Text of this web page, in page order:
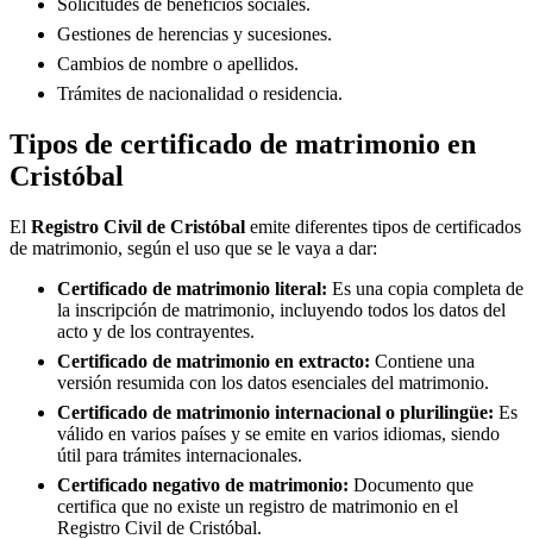
Gestiones de herencias y sucesiones.
Cambios de nombre o apellidos.
Trámites de nacionalidad o residencia.
Tipos de certificado de matrimonio en
Cristóbal
El Registro Civil de Cristóbal emite diferentes tipos de certificados
de matrimonio, según el uso que se le vaya a dar:
Certificado de matrimonio literal: Es una copia completa de
la inscripción de matrimonio, incluyendo todos los datos del
acto y de los contrayentes.
Certificado de matrimonio en extracto: Contiene una
versión resumida con los datos esenciales del matrimonio.
Certificado de matrimonio internacional o plurilingüe: Es
válido en varios países y se emite en varios idiomas, siendo
útil para trámites internacionales.
Certificado negativo de matrimonio: Documento que
certifica que no existe un registro de matrimonio en el
Registro Civil de Cristóbal.